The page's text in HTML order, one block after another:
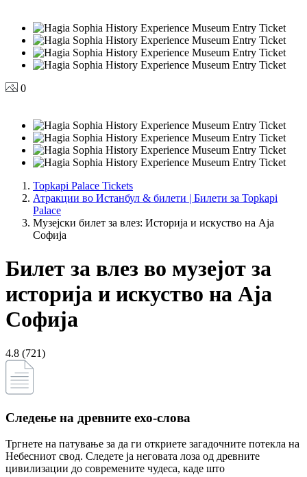
0
Topkapi Palace Tickets
Атракции во Истанбул & билети | Билети за Topkapi
Palace
Музејски билет за влез: Историја и искуство на Аја
Софија
Билет за влез во музејот за
историја и искуство на Аја
Софија
4.8 (721)
Следење на древните ехо-слова
Тргнете на патување за да ги откриете загадочните потекла на
Небесниот свод. Следете ја неговата лоза од древните
цивилизации до современите чудеса, каде што